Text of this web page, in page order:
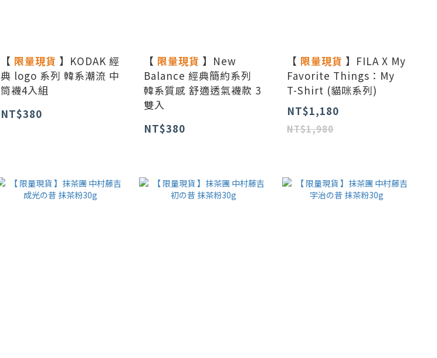
【 限量現貨 】KODAK 經
典 logo 系列 韓系潮流 中
筒襪4入組
NT$380
【 限量現貨 】New
Balance 經典簡約系列
韓系質感 舒適透氣襪款 3
雙入
NT$380
【 限量現貨 】FILA X My
Favorite Things：My
T-Shirt (貓咪系列)
NT$1,180
NT$1,980